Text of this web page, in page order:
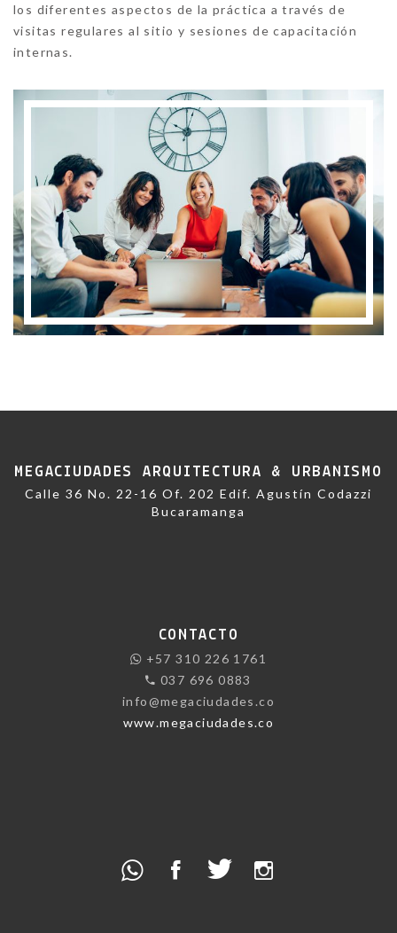
los diferentes aspectos de la práctica a través de
visitas regulares al sitio y sesiones de capacitación
internas.
MEGACIUDADES ARQUITECTURA & URBANISMO
Calle 36 No. 22-16 Of. 202 Edif. Agustín Codazzi
Bucaramanga
CONTACTO
+57 310 226 1761
037 696 0883
info@megaciudades.co
www.megaciudades.co